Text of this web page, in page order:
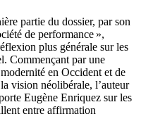
partie du dossier, par son
de performance »,
plus générale sur les
Commençant par une
en Occident et de
vision néolibérale, l’auteur
Eugène Enriquez sur les
entre affirmation